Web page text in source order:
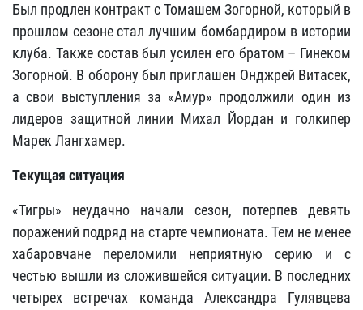
Был продлен контракт с Томашем Зогорной, который в
прошлом сезоне стал лучшим бомбардиром в истории
клуба. Также состав был усилен его братом – Гинеком
Зогорной. В оборону был приглашен Онджрей Витасек,
а свои выступления за «Амур» продолжили один из
лидеров защитной линии Михал Йордан и голкипер
Марек Лангхамер.
Текущая ситуация
«Тигры» неудачно начали сезон, потерпев девять
поражений подряд на старте чемпионата. Тем не менее
хабаровчане переломили неприятную серию и с
честью вышли из сложившейся ситуации. В последних
четырех встречах команда Александра Гулявцева